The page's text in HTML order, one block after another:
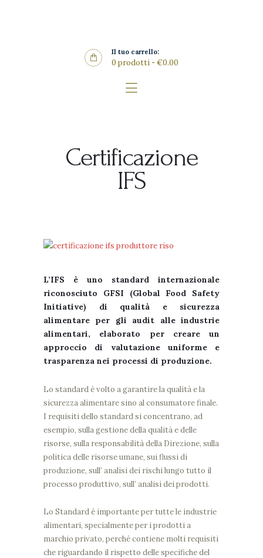
Il tuo carrello:
0 prodotti-€0.00
Certificazione
IFS
L’IFS è uno standard internazionale
riconosciuto GFSI (Global Food Safety
Initiative) di qualità e sicurezza
alimentare per gli audit alle industrie
alimentari, elaborato per creare un
approccio di valutazione uniforme e
trasparenza nei processi di produzione.
Lo standard è volto a garantire la qualità e la
sicurezza alimentare sino al consumatore finale.
I requisiti dello standard si concentrano, ad
esempio, sulla gestione della qualità e delle
risorse, sulla responsabilità della Direzione, sulla
politica delle risorse umane, sui flussi di
produzione, sull’ analisi dei rischi lungo tutto il
processo produttivo, sull’ analisi dei prodotti.
Lo Standard è importante per tutte le industrie
alimentari, specialmente per i prodotti a
marchio privato, perché contiene molti requisiti
che riguardando il rispetto delle specifiche del